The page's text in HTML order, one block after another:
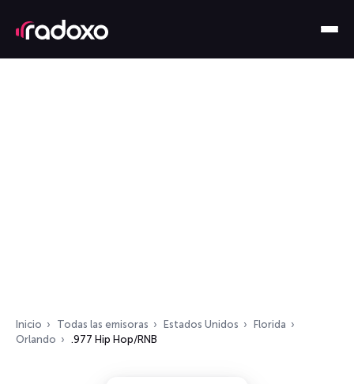
Inicio Todas las emisoras Estados Unidos
Florida
Orlando
.977 Hip Hop/RNB